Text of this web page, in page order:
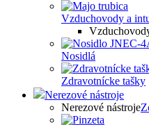
Vzduchovody a
Nosidlá
Zdravotnícke tašky
Nerezové nástroje
Nerezové nástroje